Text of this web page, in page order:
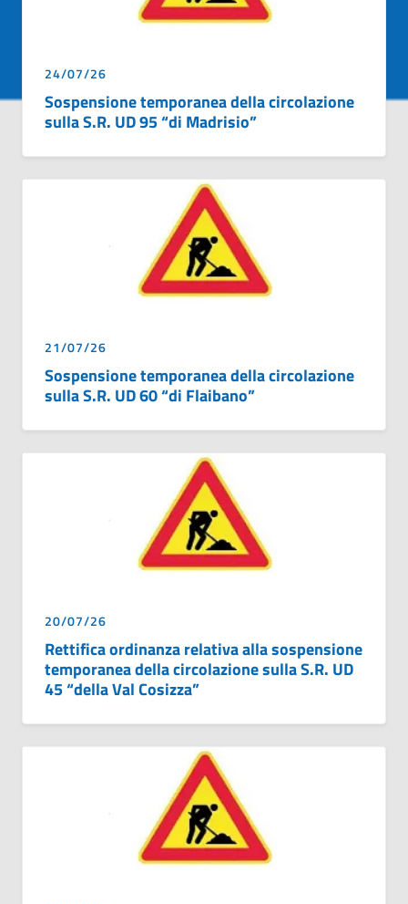
24/07/26
Sospensione temporanea della circolazione
sulla S.R. UD 95 “di Madrisio”
21/07/26
Sospensione temporanea della circolazione
sulla S.R. UD 60 “di Flaibano”
20/07/26
Rettifica ordinanza relativa alla sospensione
temporanea della circolazione sulla S.R. UD
45 “della Val Cosizza”